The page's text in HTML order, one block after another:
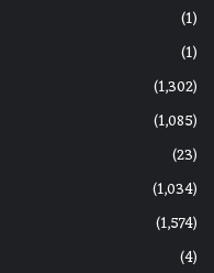
(1)
(1)
(1,302)
(1,085)
(23)
(1,034)
(1,574)
(4)